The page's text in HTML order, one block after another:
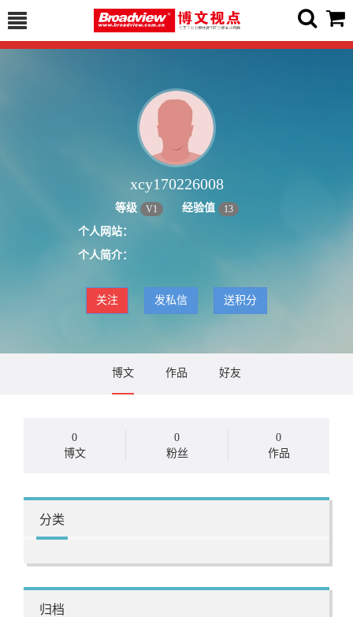
xcy170226008
等级 V1 经验值 13
个人网站：
个人简介：
关注 发私信 送积分
博文 作品 好友
0
博文
0
粉丝
0
作品
分类
归档